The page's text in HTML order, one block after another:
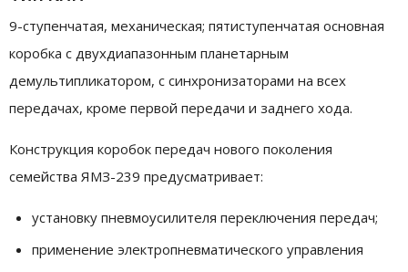
9-ступенчатая, механическая; пятиступенчатая основная
коробка с двухдиапазонным планетарным
демультипликатором, с синхронизаторами на всех
передачах, кроме первой передачи и заднего хода.
Конструкция коробок передач нового поколения
семейства ЯМЗ-239 предусматривает:
установку пневмоусилителя переключения передач;
применение электропневматического управления